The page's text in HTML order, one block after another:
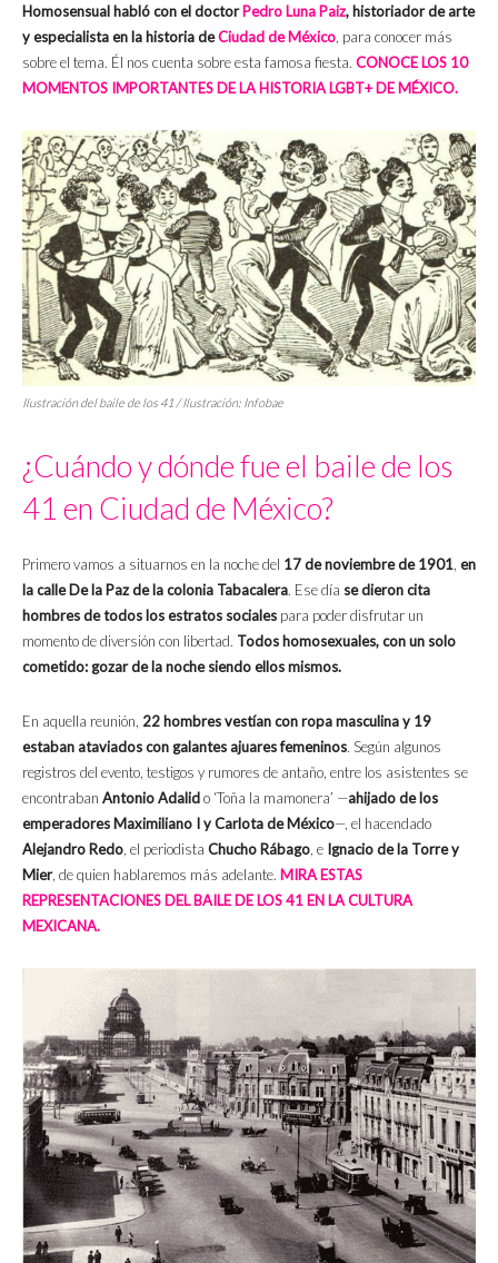
Homosensual habló con el doctorPedro Luna Paiz, historiador de arte
y especialista en la historia deCiudad de México, para conocer más
sobre el tema. Él nos cuenta sobre esta famosa fiesta. CONOCE LOS 10
MOMENTOS IMPORTANTES DE LA HISTORIA LGBT+ DE MÉXICO.
Ilustración del baile de los 41 / Ilustración: Infobae
¿Cuándo y dónde fue el baile de los
41 en Ciudad de México?
Primero vamos a situarnos en la noche del 17 de noviembre de 1901 en
la calle De la Paz de la colonia Tabacalera. Ese día se dieron cita
hombres de todos los estratos sociales para poder disfrutar un
momento de diversión con libertad. Todos homosexuales, con un solo
cometido: gozar de la noche siendo ellos mismos.
En aquella reunión, 22 hombres vestían con ropa masculina y 19
estaban ataviados con galantes ajuares femeninos. Según algunos
registros del evento, testigos y rumores de antaño, entre los asistentes se
encontraban Antonio Adalido ‘Toña la mamonera’ —ahijado de los
emperadores Maximiliano I y Carlota de México—, el hacendado
Alejandro Redo , el periodista Chucho Rábago , e Ignacio de la Torre y
Mier, de quien hablaremos más adelante. MIRA ESTAS
REPRESENTACIONES DEL BAILE DE LOS 41 EN LA CULTURA
MEXICANA.